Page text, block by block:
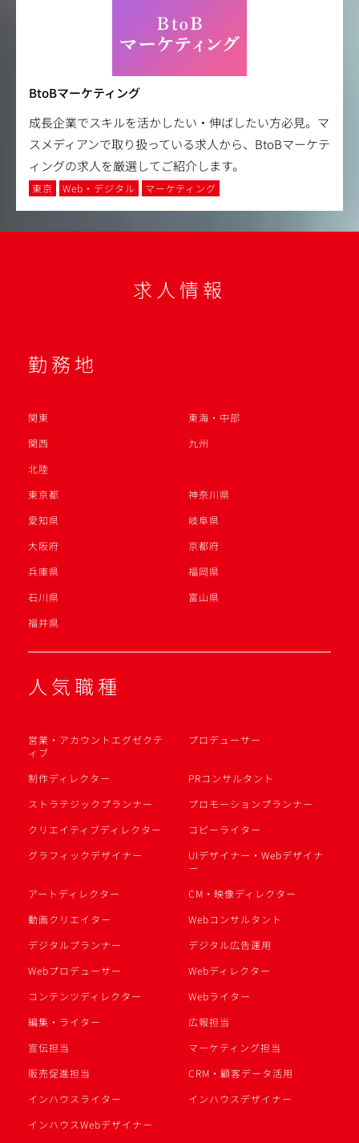
BtoBマーケティング
成長企業でスキルを活かしたい・伸ばしたい方必見。マ
スメディアンで取り扱っている求人から、BtoBマーケテ
ィングの求人を厳選してご紹介します。
東京 Web・デジタル マーケティング
求人情報
勤務地
関東
東海・中部
関西
九州
北陸
東京都
神奈川県
愛知県
岐阜県
大阪府
京都府
兵庫県
福岡県
石川県
富山県
福井県
人気職種
営業・アカウントエグゼクテ
ィブ
プロデューサー
制作ディレクター
PRコンサルタント
ストラテジックプランナー
プロモーションプランナー
クリエイティブディレクター
コピーライター
グラフィックデザイナー
UIデザイナー・Webデザイナ
ー
アートディレクター
CM・映像ディレクター
動画クリエイター
Webコンサルタント
デジタルプランナー
デジタル広告運用
Webプロデューサー
Webディレクター
コンテンツディレクター
Webライター
編集・ライター
広報担当
宣伝担当
マーケティング担当
販売促進担当
CRM・顧客データ活用
インハウスライター
インハウスデザイナー
インハウスWebデザイナー